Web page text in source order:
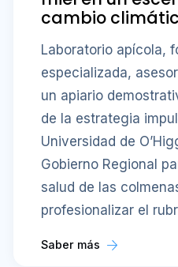
cambio
Laboratorio apícola,
especializada,
un apiario
de la estrategia
Universidad de
Gobierno Regional
salud de las
profesionalizar el
Saber más